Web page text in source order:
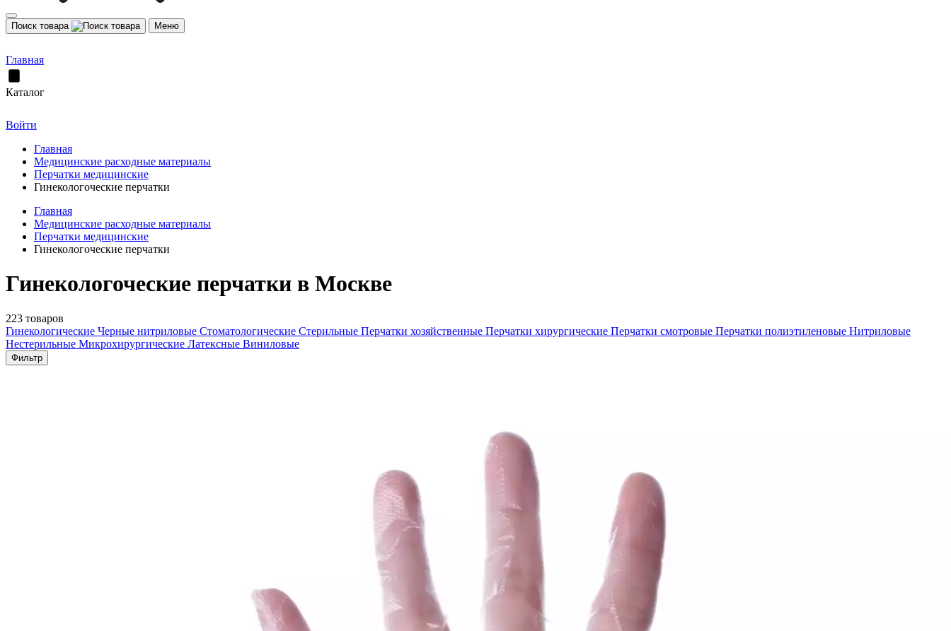
Поиск товара Меню
Главная
Каталог
Войти
Главная
Медицинские расходные материалы
Перчатки медицинские
Гинекологоческие перчатки
Главная
Медицинские расходные материалы
Перчатки медицинские
Гинекологоческие перчатки
Гинекологоческие перчатки в Москве
223 товаров
Гинекологические Черные нитриловые Стоматологические Стерильные Перчатки хозяйственные Перчатки хирургические Перчатки смотровые Перчатки полиэтиленовые Нитриловые
Нестерильные Микрохирургические Латексные Виниловые
Фильтр